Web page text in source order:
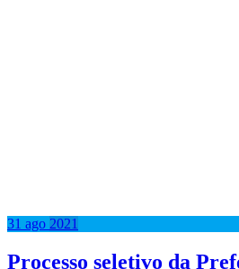
31 ago 2021
Processo seletivo da